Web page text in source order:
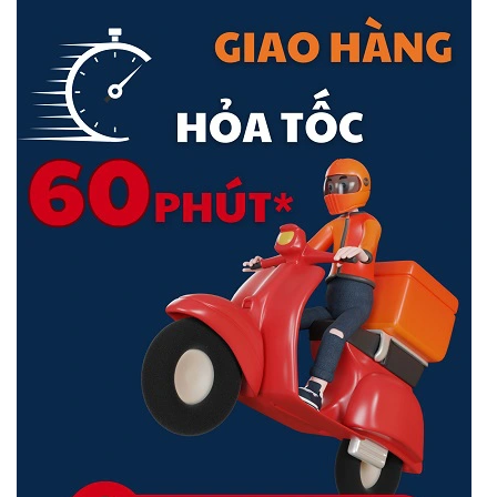
Bảo vệ chống sét lan truyền Đảm bảo tính ổn định của sản phẩm
Khả năng chống sét lan truyền 6KV của cổng giúp giảm khả năng bị
hỏng do sóng tăng và cải thiện độ ổn định mạng của khách hàng.
MANET cho các công tắc cho phép quản lý dự án một bước
RG-NBS5100có thể tự động lấy địa chỉ IP từ cổng và kết nối với
mạng bên ngoài mà không cần cấu hình. Nó cũng hỗ trợ MANET
cho thiết bị chuyển mạch. Người dùng có thể quét mã QR của bất
kỳ công tắc nào trong mạng bằng ứng dụng Ruijie Cloud để tự
động thêm tất cả các công tắc trong mạng vào dự án.
Người dùng có thể quét mã QR của bất kỳ công tắc nào trong
mạng bằng ứng dụng Ruijie Cloud để tự động thêm tất cả các công
tắc trong mạng vào dự án.
Nhiều chính sách bảo vệ hệ thống mạng của bạn
Ruijie hỗ trợ thiết bị có thể cảnh báo khi xuất hiện dấu hiệu tấn công